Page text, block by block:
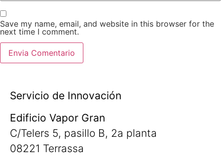
Save my name, email, and website in this browser for the
next time I comment.
Servicio de Innovación
Edificio Vapor Gran
C/Telers 5, pasillo B, 2a planta
08221 Terrassa